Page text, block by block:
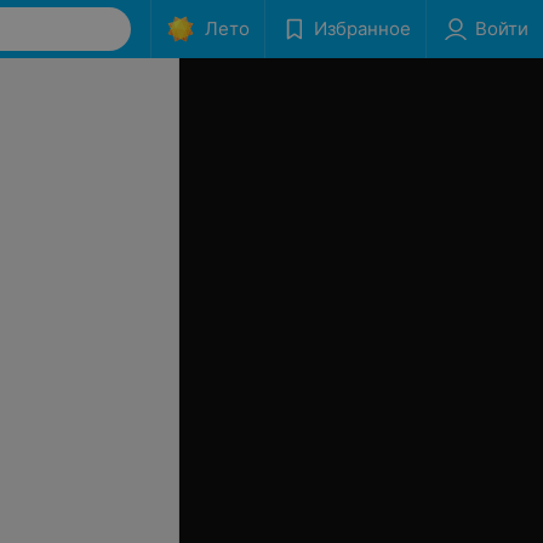
Лето Избранное Войти